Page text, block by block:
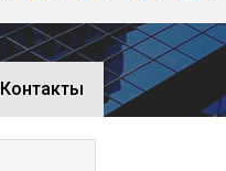
Контакты